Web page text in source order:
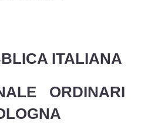
ITALIANA
ORDINARI